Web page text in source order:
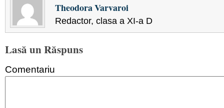
Theodora Varvaroi
Redactor, clasa a XI-a D
Lasă un Răspuns
Comentariu